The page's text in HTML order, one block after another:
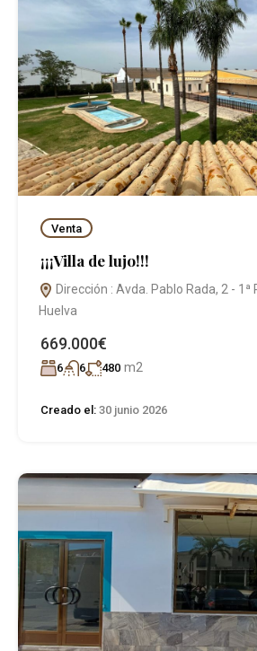
Venta
¡¡¡Villa de lujo!!!
Dirección : Avda. Pablo Rada, 2 -
Huelva
669.000€
6 6 480 m2
Creado el: 30 junio 2026